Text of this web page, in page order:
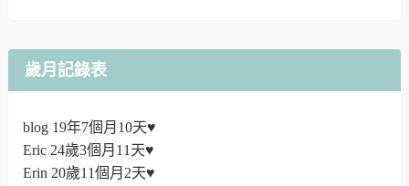
歲月記錄表
blog 19年7個月10天♥
Eric 24歲3個月11天♥
Erin 20歲11個月2天♥